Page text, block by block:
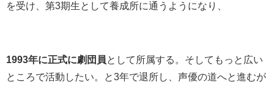
を受け、第3期生として養成所に通うようになり、
1993年に正式に劇団員として所属する。そしてもっと広い
ところで活動したい。と3年で退所し、声優の道へと進むが